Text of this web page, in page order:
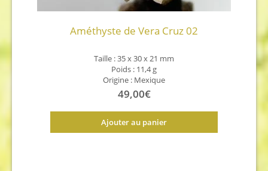
Améthyste de Vera Cruz 02
Taille : 35 x 30 x 21 mm
Poids : 11,4 g
Origine : Mexique
49,00€
Ajouter au panier